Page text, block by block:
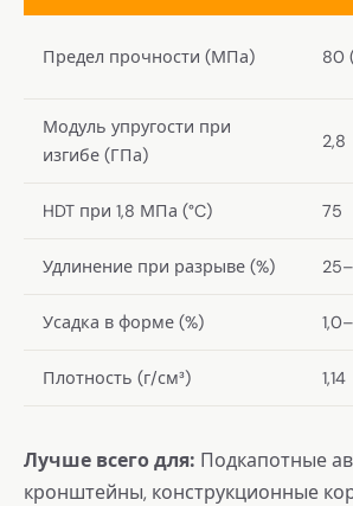
Предел прочности (МПа) 80
Модуль упругости при
изгибе (ГПа)
2,8
HDT при 1,8 МПа (°C) 75
Удлинение при разрыве (%)
Усадка в форме (%)
Плотность (г/см³) 1,14
Лучше всего для: Подкапотные
кронштейны, конструкционные